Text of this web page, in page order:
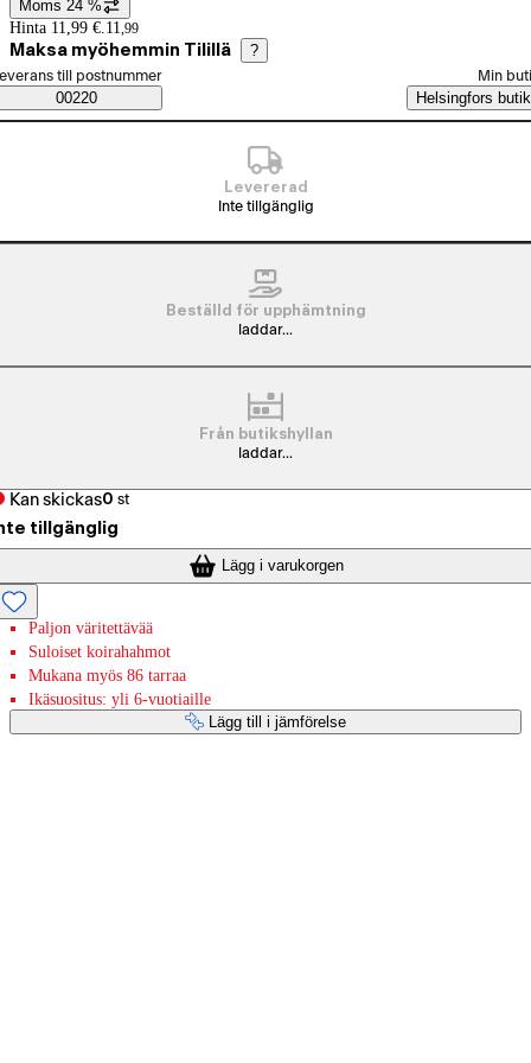
Prisinformation
Moms 24 %
Hinta 11,99 €. 11 ,99
Maksa myöhemmin Tilillä ?
Saatavuustiedot
beställningssätt
till postnummer
00220
Min
Helsingfors butik
Levererad
Inte tillgänglig
Beställd för upphämtning
laddar...
Från butikshyllan
laddar...
Kan skickas0 st
tillgänglig
Lägg i varukorgen
Paljon väritettävää
Suloiset koirahahmot
Mukana myös 86 tarraa
Ikäsuositus: yli 6-vuotiaille
Lägg till i jämförelse